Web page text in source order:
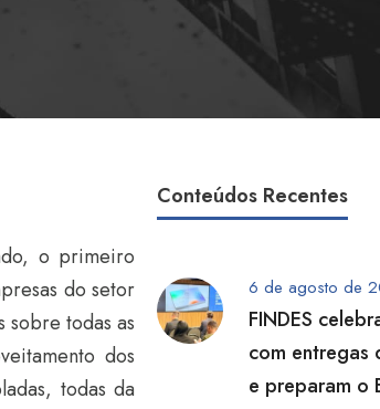
o primeiro
do setor
todas as
dos
todas da
Conteúdos Recentes
6 de agosto de
FINDES
com entregas
e preparam o